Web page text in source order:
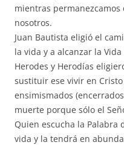
mientras
nosotros.
Juan Bautista eligió el
la vida y a alcanzar la
Herodes y Herodías
sustituir ese vivir en
ensimismados
muerte porque sólo el
Quien escucha la Palabra
vida y la tendrá en